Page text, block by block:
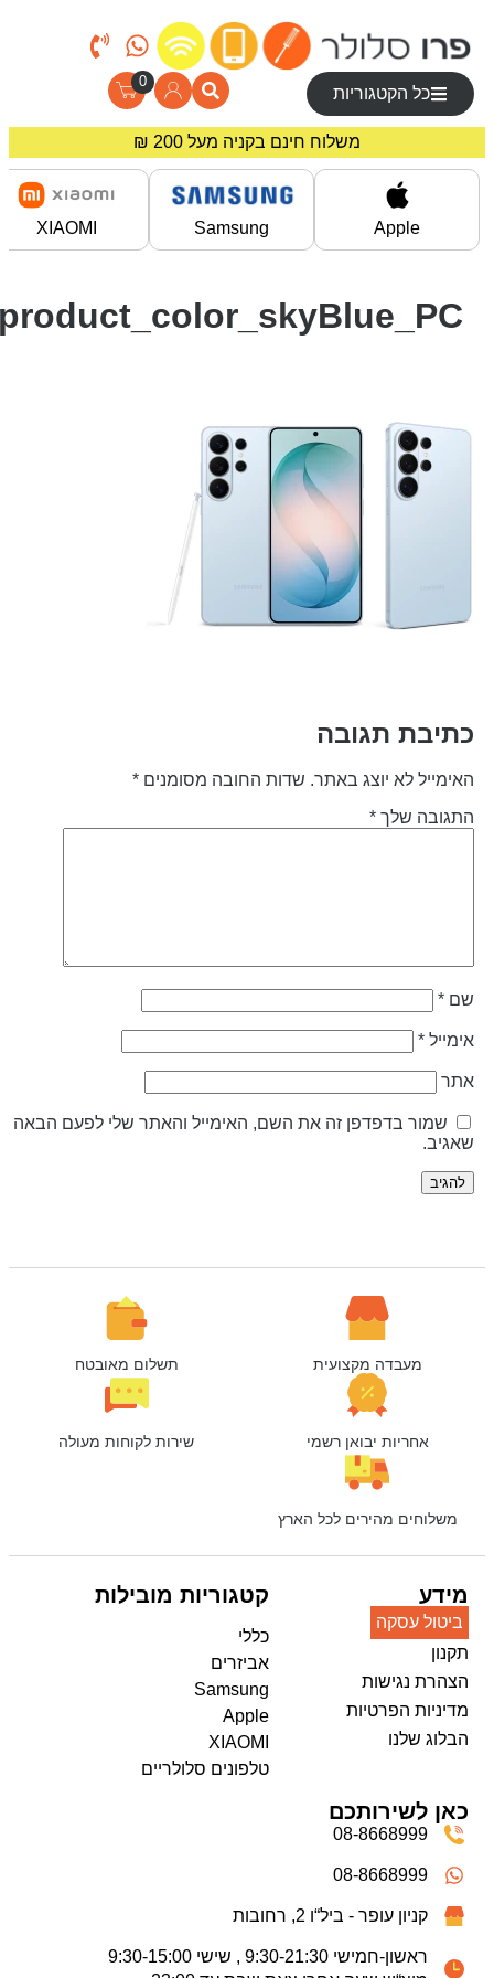
כל הקטגוריות
0
משלוח חינם בקניה מעל 200 ₪
מחירים מיוחדים לרוכשים באתר!
Apple
Samsung
XIAOMI
product_color_skyBlue_PC
תגובה
לא יוצג באתר. שדות החובה מסומנים*
שלך*
*
*
שמור בדפדפן זה את השם, האימייל והאתר שלי לפעם הבאה
מעבדה מקצועית תשלום מאובטח
אחריות יבואן רשמי שירות לקוחות מעולה
משלוחים מהירים לכל הארץ
מידע
ביטול עסקה
תקנון
הצהרת נגישות
מדיניות הפרטיות
הבלוג שלנו
קטגוריות מובילות
כללי
אביזרים
Samsung
Apple
XIAOMI
טלפונים סלולריים
כאן לשירותכם
08-8668999
08-8668999
קניון עופר - ביל“ו 2, רחובות
ראשון-חמישי 9:30-21:30 , שישי 9:30-15:00